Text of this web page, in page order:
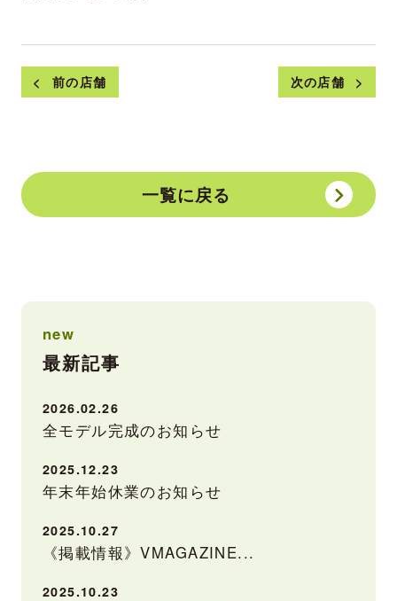
前の店舗 次の店舗
一覧に戻る
new
最新記事
2026.02.26
全モデル完成のお知らせ
2025.12.23
年末年始休業のお知らせ
2025.10.27
《掲載情報》VMAGAZINE...
2025.10.23